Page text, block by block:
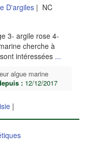
D'argiles| NC
3- argile rose 4-
cherche à
intéressées ...
algue marine
: 12/12/2017
|